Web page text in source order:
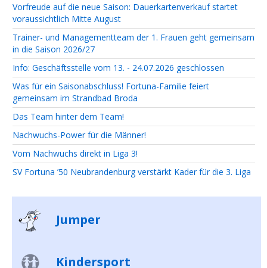
Vorfreude auf die neue Saison: Dauerkartenverkauf startet
voraussichtlich Mitte August
Trainer- und Managementteam der 1. Frauen geht gemeinsam
in die Saison 2026/27
Info: Geschäftsstelle vom 13. - 24.07.2026 geschlossen
Was für ein Saisonabschluss! Fortuna-Familie feiert
gemeinsam im Strandbad Broda
Das Team hinter dem Team!
Nachwuchs-Power für die Männer!
Vom Nachwuchs direkt in Liga 3!
SV Fortuna ’50 Neubrandenburg verstärkt Kader für die 3. Liga
Jumper
Kindersport